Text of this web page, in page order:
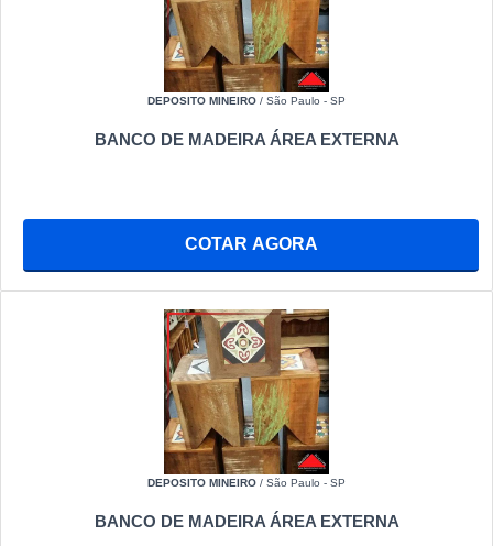
DEPOSITO MINEIRO / São Paulo - SP
BANCO DE MADEIRA ÁREA EXTERNA
COTAR AGORA
DEPOSITO MINEIRO / São Paulo - SP
BANCO DE MADEIRA ÁREA EXTERNA